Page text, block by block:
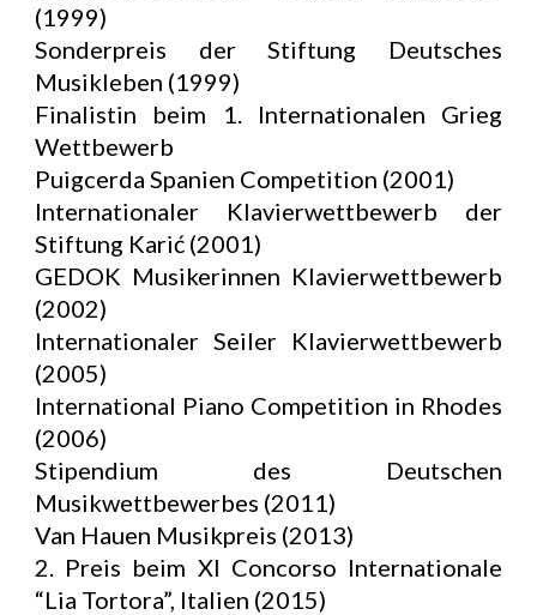
(1999)
Sonderpreis der Stiftung Deutsches
Musikleben (1999)
Finalistin beim 1. Internationalen Grieg
Wettbewerb
Puigcerda Spanien Competition (2001)
Internationaler Klavierwettbewerb der
Stiftung Karić (2001)
GEDOK Musikerinnen Klavierwettbewerb
(2002)
Internationaler Seiler Klavierwettbewerb
(2005)
International Piano Competition in Rhodes
(2006)
Stipendium des Deutschen
Musikwettbewerbes (2011)
Van Hauen Musikpreis (2013)
2. Preis beim XI Concorso Internationale
“Lia Tortora”, Italien (2015)